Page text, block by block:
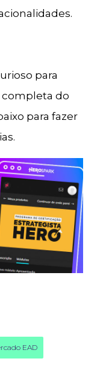
para
completa do
para fazer
EAD